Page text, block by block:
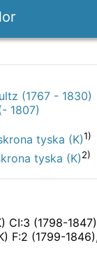
(1767 - 1830)
1807)
tyska (K)1)
tyska (K)2)
CI:3 (1798-
F:2 (1799-